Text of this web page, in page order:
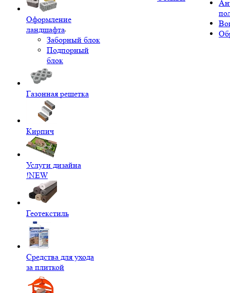
Оформление
ландшафта
Заборный блок
Подпорный
блок
Газонная решетка
Кирпич
Услуги дизайна
!NEW
Геотекстиль
Средства для ухода
за плиткой